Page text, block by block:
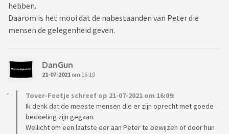
hebben.
Daarom is het mooi dat de nabestaanden van Peter die
mensen de gelegenheid geven.
DanGun
21-07-2021 om 16:10
Tover-Feetje schreef op 21-07-2021 om 16:09:
Ik denk dat de meeste mensen die er zijn oprecht met goede
bedoeling zijn gegaan.
Wellicht om een laatste eer aan Peter te bewijzen of door hun